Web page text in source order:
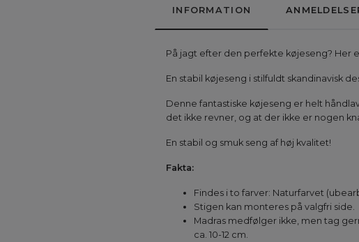
INFORMATION
På jagt efter den perfekte køjeseng? Her
En stabil køjeseng i stilfuldt skandinavisk
Denne fantastiske køjeseng er helt
det ikke revner, og at der ikke er nogen
En stabil og smuk seng af høj kvalitet!
Fakta:
Findes i to farver: Naturfarvet
Stigen kan monteres på valgfri side.
Madras medfølger ikke, men tag
ca. 10-12 cm.